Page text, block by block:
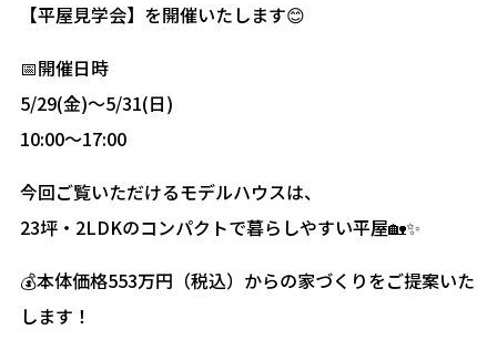
【平屋見学会】を開催いたします😊
📅開催日時
5/29(金)～5/31(日)
10:00～17:00
今回ご覧いただけるモデルハウスは、
23坪・2LDKのコンパクトで暮らしやすい平屋🏡✨
💰本体価格553万円（税込）からの家づくりをご提案いた
します！